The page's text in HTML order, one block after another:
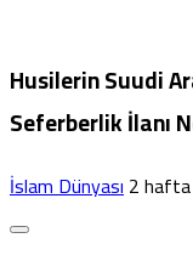
Husilerin Suudi
Seferberlik İlanı
İslam Dünyası2